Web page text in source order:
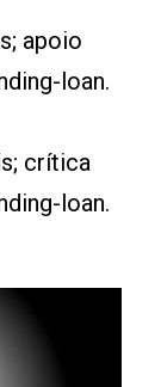
apoio
loan.
crítica
loan.